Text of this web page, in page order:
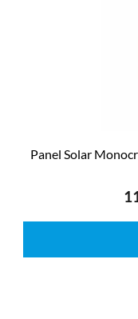
Panel Solar